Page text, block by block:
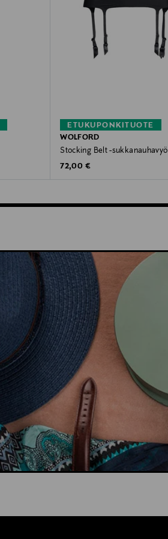
ETUKUPONKITUOTE
WOLFORD
Stocking Belt -sukkanauhavyö
Original Price
72,00 €